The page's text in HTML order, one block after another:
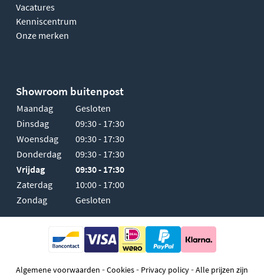
Vacatures
Kenniscentrum
Onze merken
Showroom buitenpost
Maandag
Gesloten
Dinsdag
09:30 - 17:30
Woensdag
09:30 - 17:30
Donderdag
09:30 - 17:30
Vrijdag
09:30 - 17:30
Zaterdag
10:00 - 17:00
Zondag
Gesloten
Algemene voorwaarden -Cookies- Privacy policy-Alle prijzen zijn